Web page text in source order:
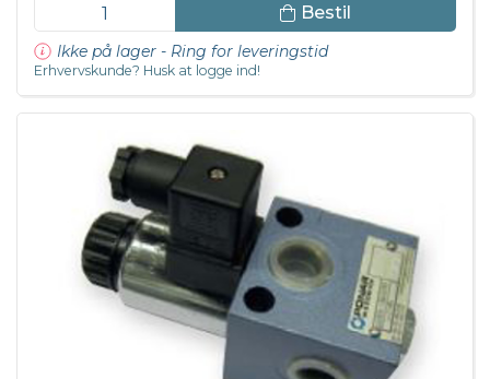
Bestil
Ikke på lager - Ring for leveringstid
Erhvervskunde? Husk at logge ind!